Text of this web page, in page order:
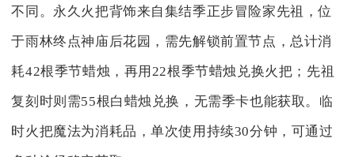
不同。永久火把背饰来自集结季正步冒险家先祖，位
于雨林终点神庙后花园，需先解锁前置节点，总计消
耗42根季节蜡烛，再用22根季节蜡烛兑换火把；先祖
复刻时则需55根白蜡烛兑换，无需季卡也能获取。临
时火把魔法为消耗品，单次使用持续30分钟，可通过